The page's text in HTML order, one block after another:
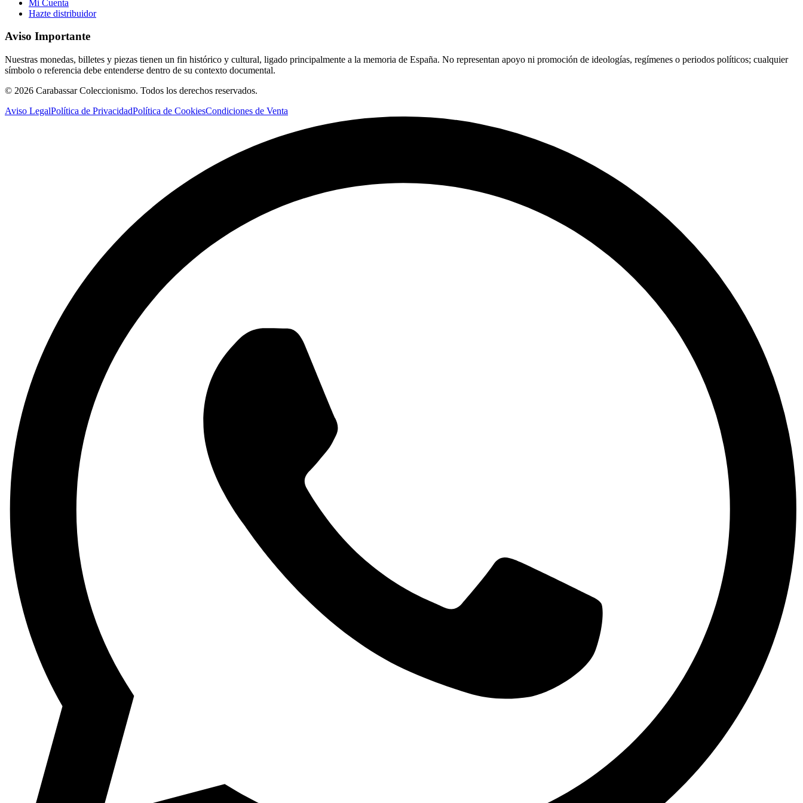
Mi Cuenta
Hazte distribuidor
Aviso Importante
Nuestras monedas, billetes y piezas tienen un fin histórico y cultural, ligado principalmente a la memoria de España. No representan apoyo ni promoción de ideologías, regímenes o periodos políticos; cualquier
símbolo o referencia debe entenderse dentro de su contexto documental.
© 2026 Carabassar Coleccionismo. Todos los derechos reservados.
Aviso LegalPolítica de PrivacidadPolítica de CookiesCondiciones de Venta